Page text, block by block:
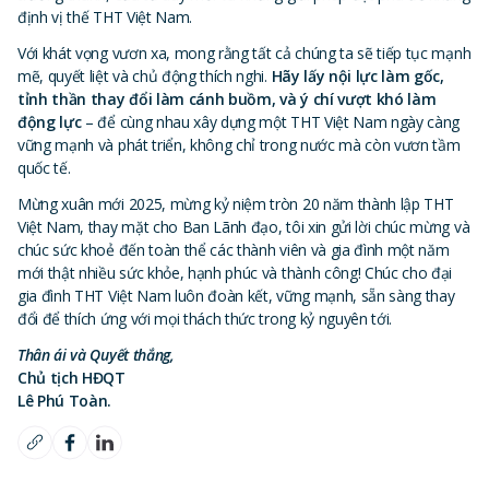
định vị thế THT Việt Nam.
Với khát vọng vươn xa, mong rằng tất cả chúng ta sẽ tiếp tục mạnh
mẽ, quyết liệt và chủ động thích nghi. Hãy lấy nội lực làm gốc,
tỉnh thần thay đổi làm cánh buồm, và ý chí vượt khó làm
động lực– để cùng nhau xây dựng một THT Việt Nam ngày càng
vững mạnh và phát triển, không chỉ trong nước mà còn vươn tầm
quốc tế.
Mừng xuân mới 2025, mừng kỷ niệm tròn 20 năm thành lập THT
Việt Nam, thay mặt cho Ban Lãnh đạo, tôi xin gửi lời chúc mừng và
chúc sức khoẻ đến toàn thể các thành viên và gia đình một năm
mới thật nhiều sức khỏe, hạnh phúc và thành công! Chúc cho đại
gia đình THT Việt Nam luôn đoàn kết, vững mạnh, sẵn sàng thay
đổi để thích ứng với mọi thách thức trong kỷ nguyên tới.
Thân ái và Quyết thắng,
Chủ tịch HĐQT
Lê Phú Toàn.